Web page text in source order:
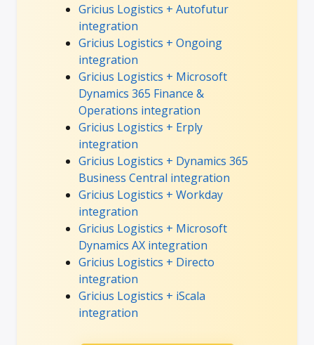
Gricius Logistics + Autofutur
integration
Gricius Logistics + Ongoing
integration
Gricius Logistics + Microsoft
Dynamics 365 Finance &
Operations integration
Gricius Logistics + Erply
integration
Gricius Logistics + Dynamics 365
Business Central integration
Gricius Logistics + Workday
integration
Gricius Logistics + Microsoft
Dynamics AX integration
Gricius Logistics + Directo
integration
Gricius Logistics + iScala
integration